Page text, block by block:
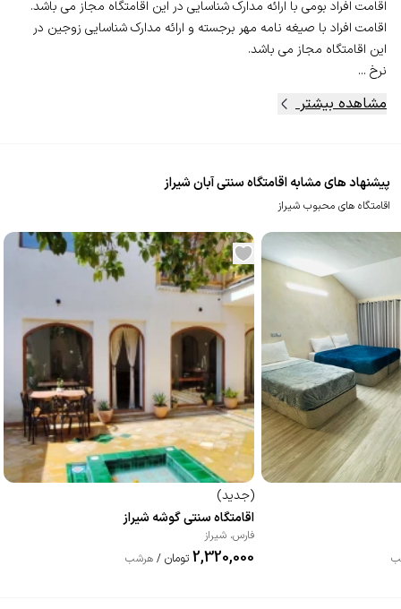
اقامت افراد با صیغه نامه مهر برجسته و ارائه مدارک شناسایی زوجین در
نرخ ...
مشاهده بیشتر
پیشنهاد های مشابه اقامتگاه سنتی آبان شیراز
اقامتگاه های محبوب شیراز
(جدید)
اقامتگاه سنتی گوشه شیراز
فارس، شیراز
2,320,000 تومان / هرشب